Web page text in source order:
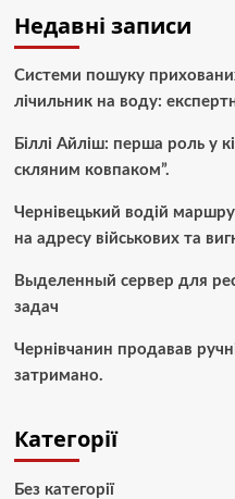
Недавні записи
Системи пошуку
лічильник на воду:
Біллі Айліш: перша роль у
скляним ковпаком”.
Чернівецький водій
на адресу військових та
Выделенный сервер для
задач
Чернівчанин продавав
затримано.
Категорії
Без категорії